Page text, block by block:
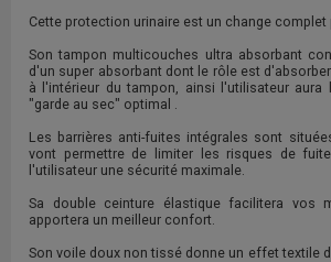
Cette protection urinaire est un change complet
Son tampon multicouches ultra absorbant
d'un super absorbant dont le rôle est
à l'intérieur du tampon, ainsi l'utilisateur aura
"garde au sec" optimal .
Les barrières anti-fuites intégrales sont
vont permettre de limiter les risques de
l'utilisateur une sécurité maximale.
Sa double ceinture élastique facilitera vos
apportera un meilleur confort.
Son voile doux non tissé donne un effet textile